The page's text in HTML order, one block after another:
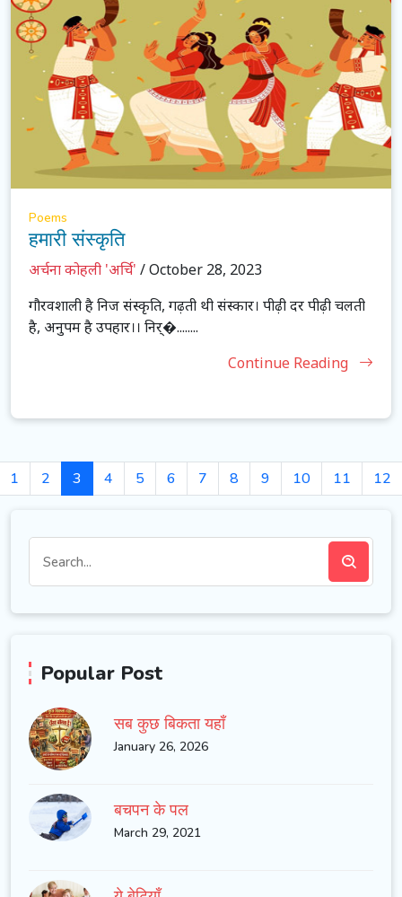
Poems
हमारी संस्कृति
अर्चना कोहली 'अर्चि' / October 28, 2023
गौरवशाली है निज संस्कृति, गढ़ती थी संस्कार। पीढ़ी दर पीढ़ी चलती
है, अनुपम है उपहार।। निर्�........
Continue Reading
1 2 3 4 5 6 7 8 9 10 11 12
Popular Post
सब कुछ बिकता यहाँ
January 26, 2026
बचपन के पल
March 29, 2021